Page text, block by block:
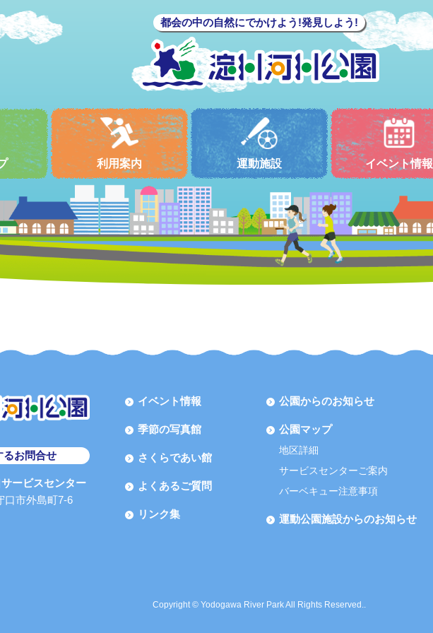
都会の中の自然にでかけよう!発見しよう!
利用案内 運動施設 イベント情報
るお問合せ
ービスセンター
口市外島町7-6
イベント情報
季節の写真館
さくらであい館
よくあるご質問
リンク集
公園からのお知らせ
公園マップ
地区詳細
サービスセンターご案内
バーベキュー注意事項
運動公園施設からのお知らせ
Copyright © Yodogawa River Park All Rights Reserved..